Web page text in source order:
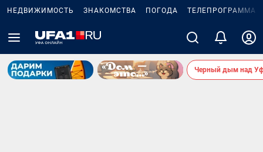
НЕДВИЖИМОСТЬ ЗНАКОМСТВА ПОГОДА ТЕЛЕПРОГРАММА
Черный дым над